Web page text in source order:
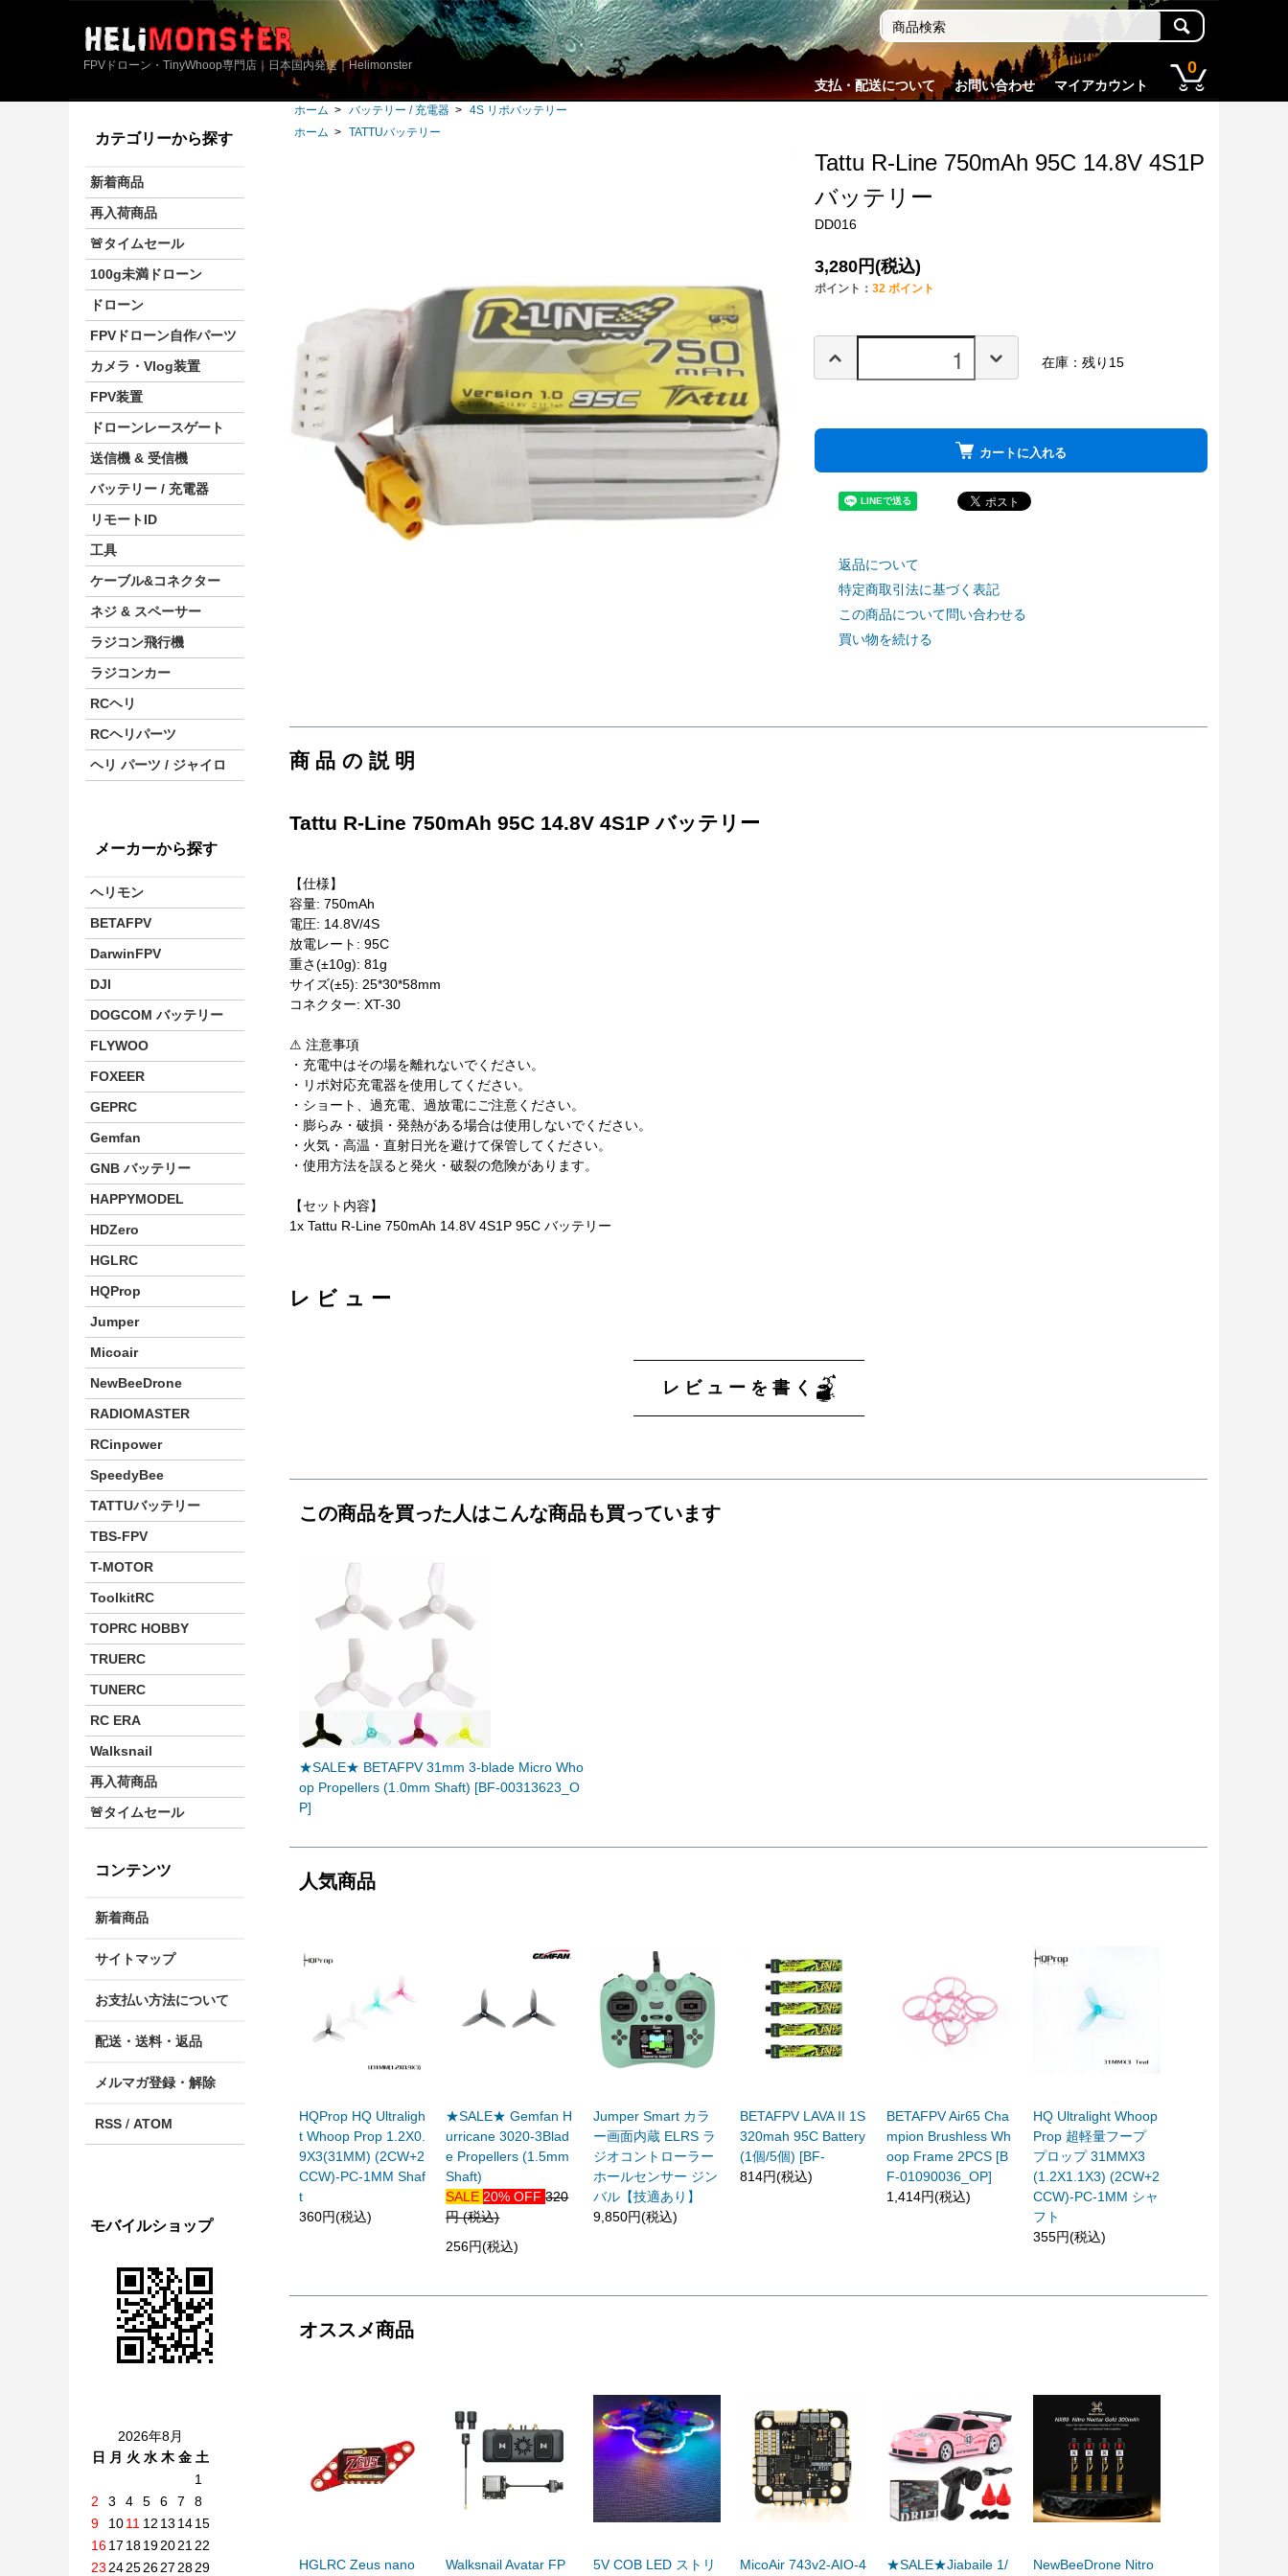
FPVドローン・TinyWhoop専門店｜日本国内発送｜Helimonster
支払・配送について お問い合わせ マイアカウント
0
ホーム > バッテリー / 充電器 > 4S リポバッテリー
ホーム > TATTUバッテリー
Tattu R-Line 750mAh 95C 14.8V 4S1P
バッテリー
DD016
3,280円(税込)
ポイント： 32 ポイント
在庫：残り15
カートに入れる
返品について
特定商取引法に基づく表記
この商品について問い合わせる
買い物を続ける
商品の説明
Tattu R-Line 750mAh 95C 14.8V 4S1P バッテリー
【仕様】
容量: 750mAh
電圧: 14.8V/4S
放電レート: 95C
重さ(±10g): 81g
サイズ(±5): 25*30*58mm
コネクター: XT-30
⚠ 注意事項
・充電中はその場を離れないでください。
・リポ対応充電器を使用してください。
・ショート、過充電、過放電にご注意ください。
・膨らみ・破損・発熱がある場合は使用しないでください。
・火気・高温・直射日光を避けて保管してください。
・使用方法を誤ると発火・破裂の危険があります。
【セット内容】
1x Tattu R-Line 750mAh 14.8V 4S1P 95C バッテリー
レビュー
レビューを書く
この商品を買った人はこんな商品も買っています
★SALE★ BETAFPV 31mm 3-blade Micro Who
op Propellers (1.0mm Shaft) [BF-00313623_O
P]
人気商品
HQProp HQ Ultraligh
t Whoop Prop 1.2X0.
9X3(31MM) (2CW+2
CCW)-PC-1MM Shaf
t
360円(税込)
★SALE★ Gemfan H
urricane 3020-3Blad
e Propellers (1.5mm
Shaft)
SALE 20% OFF320
円 (税込)
256円(税込)
Jumper Smart カラ
ー画面内蔵 ELRS ラ
ジオコントローラー
ホールセンサー ジン
バル【技適あり】
9,850円(税込)
BETAFPV LAVA II 1S
320mah 95C Battery
(1個/5個) [BF-
814円(税込)
BETAFPV Air65 Cha
mpion Brushless Wh
oop Frame 2PCS [B
F-01090036_OP]
1,414円(税込)
HQ Ultralight Whoop
Prop 超軽量フープ
プロップ 31MMX3
(1.2X1.1X3) (2CW+2
CCW)-PC-1MM シャ
フト
355円(税込)
オススメ商品
HGLRC Zeus nano Walksnail Avatar FP 5V COB LED ストリ MicoAir 743v2-AIO-4 ★SALE★Jiabaile 1/ NewBeeDrone Nitro
カテゴリーから探す
新着商品
再入荷商品
🚨タイムセール
100g未満ドローン
ドローン
FPVドローン自作パーツ
カメラ・Vlog装置
FPV装置
ドローンレースゲート
送信機 & 受信機
バッテリー / 充電器
リモートID
工具
ケーブル&コネクター
ネジ & スペーサー
ラジコン飛行機
ラジコンカー
RCヘリ
RCヘリパーツ
ヘリ パーツ / ジャイロ
メーカーから探す
ヘリモン
BETAFPV
DarwinFPV
DJI
DOGCOM バッテリー
FLYWOO
FOXEER
GEPRC
Gemfan
GNB バッテリー
HAPPYMODEL
HDZero
HGLRC
HQProp
Jumper
Micoair
NewBeeDrone
RADIOMASTER
RCinpower
SpeedyBee
TATTUバッテリー
TBS-FPV
T-MOTOR
ToolkitRC
TOPRC HOBBY
TRUERC
TUNERC
RC ERA
Walksnail
再入荷商品
🚨タイムセール
コンテンツ
新着商品
サイトマップ
お支払い方法について
配送・送料・返品
メルマガ登録・解除
RSS / ATOM
モバイルショップ
2026年8月
日
月 火 水 木 金 土
1
2
3 4 5 6 7
8
9
1011 12 13 1415
1617 18192021 22
23 24252627 2829